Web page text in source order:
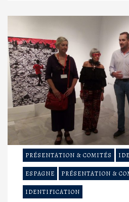
PRÉSENTATION & COMITÉS
ESPAGNE PRÉSENTATION &
IDENTIFICATION